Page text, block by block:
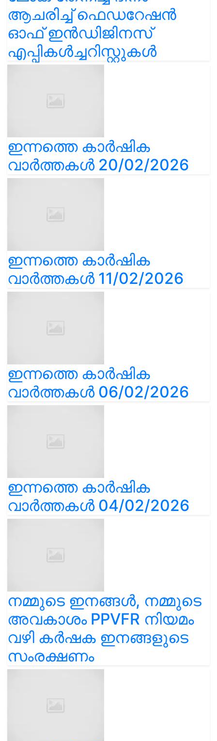
ആചരിച്ച് ഫെഡറേഷൻ
ഓഫ് ഇൻഡിജിനസ്
എപ്പികൾച്ചറിസ്റ്റുകൾ
ഇന്നത്തെ കാർഷിക
വാർത്തകൾ 20/02/2026
ഇന്നത്തെ കാർഷിക
വാർത്തകൾ 11/02/2026
ഇന്നത്തെ കാർഷിക
വാർത്തകൾ 06/02/2026
ഇന്നത്തെ കാർഷിക
വാർത്തകൾ 04/02/2026
നമ്മുടെ ഇനങ്ങൾ, നമ്മുടെ
അവകാശം PPVFR നിയമം
വഴി കർഷക ഇനങ്ങളുടെ
സംരക്ഷണം